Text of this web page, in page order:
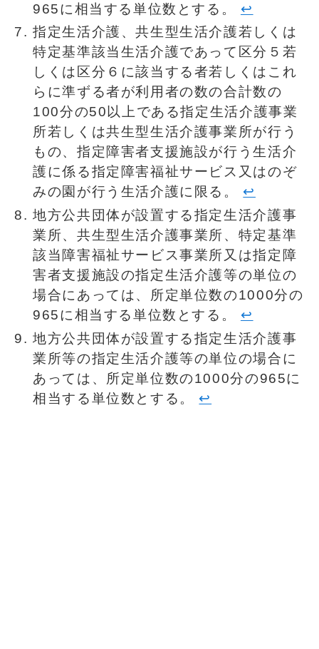
965に相当する単位数とする。 ↩︎
指定生活介護、共生型生活介護若しくは
特定基準該当生活介護であって区分５若
しくは区分６に該当する者若しくはこれ
らに準ずる者が利用者の数の合計数の
100分の50以上である指定生活介護事業
所若しくは共生型生活介護事業所が行う
もの、指定障害者支援施設が行う生活介
護に係る指定障害福祉サービス又はのぞ
みの園が行う生活介護に限る。 ↩︎
地方公共団体が設置する指定生活介護事
業所、共生型生活介護事業所、特定基準
該当障害福祉サービス事業所又は指定障
害者支援施設の指定生活介護等の単位の
場合にあっては、所定単位数の1000分の
965に相当する単位数とする。 ↩︎
地方公共団体が設置する指定生活介護事
業所等の指定生活介護等の単位の場合に
あっては、所定単位数の1000分の965に
相当する単位数とする。 ↩︎